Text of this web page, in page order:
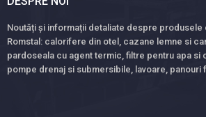
Noutăți și informații detaliate despre
Romstal: calorifere din otel, cazane lemne si
pardoseala cu agent termic, filtre pentru apa si
pompe drenaj si submersibile, lavoare, panouri